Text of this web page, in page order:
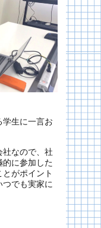
学生に一言お
なので、社
的に参加した
がポイント
でも実家に